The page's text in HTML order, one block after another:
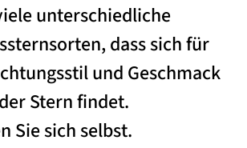
unterschiedliche
dass sich für
und Geschmack
Stern findet.
Sie sich selbst.